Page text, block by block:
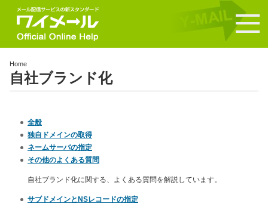
Home
自社ブランド化
全般
独自ドメインの取得
ネームサーバの指定
その他のよくある質問
自社ブランド化に関する、よくある質問を解説しています。
サブドメインとNSレコードの指定